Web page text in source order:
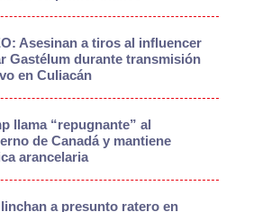
Asesinan a tiros al influencer
Gastélum durante transmisión
en Culiacán
llama “repugnante” al
de Canadá y mantiene
arancelaria
a presunto ratero en